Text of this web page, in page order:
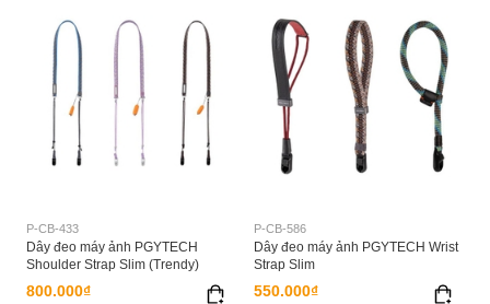
P-CB-433
Dây đeo máy ảnh PGYTECH
Shoulder Strap Slim (Trendy)
800.000₫
P-CB-586
Dây đeo máy ảnh PGYTECH Wrist
Strap Slim
550.000₫